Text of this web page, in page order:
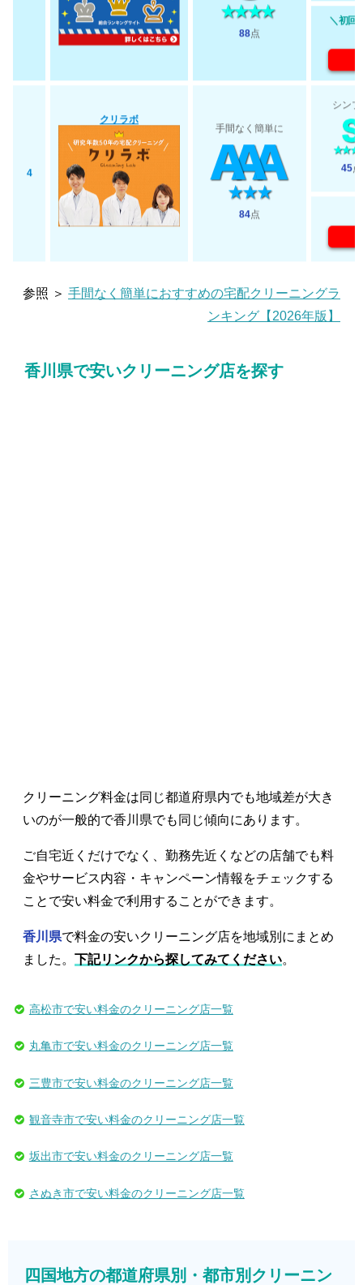
88点
＼初回
4
クリラボ
手間なく簡単に
84点
シン
45点
参照 ＞ 手間なく簡単におすすめの宅配クリーニングラ
ンキング【2026年版】
香川県で安いクリーニング店を探す
クリーニング料金は同じ都道府県内でも地域差が大き
いのが一般的で香川県でも同じ傾向にあります。
ご自宅近くだけでなく、勤務先近くなどの店舗でも料
金やサービス内容・キャンペーン情報をチェックする
ことで安い料金で利用することができます。
香川県で料金の安いクリーニング店を地域別にまとめ
ました。 下記リンクから探してみてください。
高松市で安い料金のクリーニング店一覧
丸亀市で安い料金のクリーニング店一覧
三豊市で安い料金のクリーニング店一覧
観音寺市で安い料金のクリーニング店一覧
坂出市で安い料金のクリーニング店一覧
さぬき市で安い料金のクリーニング店一覧
四国地方の都道府県別・都市別クリーニン